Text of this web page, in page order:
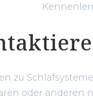
zu
oder anderen